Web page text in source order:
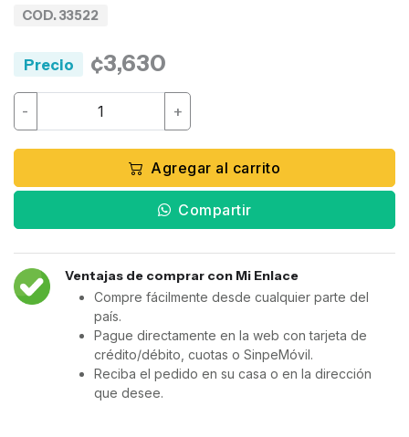
COD. 33522
Precio ¢3,630
- +
Agregar al carrito
Compartir
Ventajas de comprar con Mi Enlace
Compre fácilmente desde cualquier parte del
país.
Pague directamente en la web con tarjeta de
crédito/débito, cuotas o SinpeMóvil.
Reciba el pedido en su casa o en la dirección
que desee.